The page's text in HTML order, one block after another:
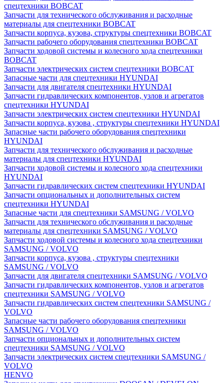
спецтехники BOBCAT
Запчасти для технического обслуживания и расходные
материалы для спецтехники BOBCAT
Запчасти корпуса, кузова, структуры спецтехники BOBCAT
Запчасти рабочего оборудования спецтехники BOBCAT
Запчасти ходовой системы и колесного хода спецтехники
BOBCAT
Запчасти электрических систем спецтехники BOBCAT
Запасные части для спецтехники HYUNDAI
Запчасти для двигателя спецтехники HYUNDAI
Запчасти гидравлических компонентов, узлов и агрегатов
спецтехники HYUNDAI
Запчасти электрических систем спецтехники HYUNDAI
Запчасти корпуса, кузова , структуры спецтехники HYUNDAI
Запасные части рабочего оборудования спецтехники
HYUNDAI
Запчасти для технического обслуживания и расходные
материалы для спецтехники HYUNDAI
Запчасти ходовой системы и колесного хода спецтехники
HYUNDAI
Запчасти гидравлических систем спецтехники HYUNDAI
Запчасти опциональных и дополнительных систем
спецтехники HYUNDAI
Запасные части для спецтехники SAMSUNG / VOLVO
Запчасти для технического обслуживания и расходные
материалы для спецтехники SAMSUNG / VOLVO
Запчасти ходовой системы и колесного хода спецтехники
SAMSUNG / VOLVO
Запчасти корпуса, кузова , структуры спецтехники
SAMSUNG / VOLVO
Запчасти для двигателя спецтехники SAMSUNG / VOLVO
Запчасти гидравлических компонентов, узлов и агрегатов
спецтехники SAMSUNG / VOLVO
Запчасти гидравлических систем спецтехники SAMSUNG /
VOLVO
Запасные части рабочего оборудования спецтехники
SAMSUNG / VOLVO
Запчасти опциональных и дополнительных систем
спецтехники SAMSUNG / VOLVO
Запчасти электрических систем спецтехники SAMSUNG /
VOLVO
HENVO